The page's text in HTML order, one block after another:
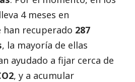
4 meses en
recuperado 287
, la mayoría de ellas
ayudado a fijar cerca de
, y a acumular